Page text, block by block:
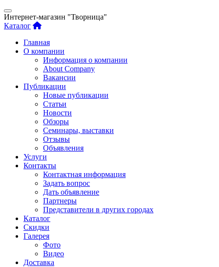
Интернет-магазин "Творница"
Каталог
Главная
О компании
Информация о компании
About Company
Вакансии
Публикации
Новые публикации
Статьи
Новости
Обзоры
Семинары, выставки
Отзывы
Объявления
Услуги
Контакты
Контактная информация
Задать вопрос
Дать объявление
Партнеры
Представители в других городах
Каталог
Скидки
Галерея
Фото
Видео
Доставка